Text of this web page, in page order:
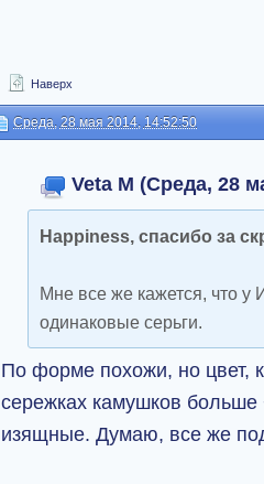
Наверх
Среда, 28 мая 2014, 14:52:50
Veta M (Среда, 28
Happiness, спасибо за
Мне все же кажется, что
одинаковые серьги.
По форме похожи, но цвет,
сережках камушков
изящные. Думаю, все же